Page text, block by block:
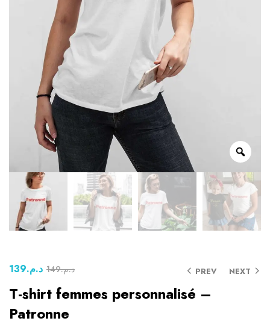
PREV NEXT د.م.139 د.م.149
T-shirt femmes personnalisé –
Patronne